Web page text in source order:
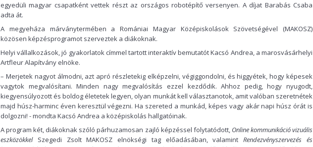
egyedüli magyar csapatként vettek részt az országos robotépítő versenyen. A díjat Barabás Csaba
adta át.
A megyeháza márványtermében a Romániai Magyar Középiskolások Szövetségével (MAKOSZ)
közösen képzésprogramot szerveztek a diákoknak.
Helyi vállalkozások, jó gyakorlatok címmel tartott interaktív bemutatót Kacsó Andrea, a marosvásárhelyi
Artfleur Alapítvány elnöke.
– Merjetek nagyot álmodni, azt apró részletekig elképzelni, végiggondolni, és higgyétek, hogy képesek
vagytok megvalósítani. Minden nagy megvalósítás ezzel kezdődik. Ahhoz pedig, hogy nyugodt,
kiegyensúlyozott és boldog életetek legyen, olyan munkát kell választanotok, amit valóban szeretnétek
majd húsz-harminc éven keresztül végezni. Ha szereted a munkád, képes vagy akár napi húsz órát is
dolgozni! - mondta Kacsó Andrea a középiskolás hallgatóinak.
A program két, diákoknak szóló párhuzamosan zajló képzéssel folytatódott, Online kommunikáció vizuális
eszközökkel Szegedi Zsolt MAKOSZ elnökségi tag előadásában, valamintRendezvényszervezés és